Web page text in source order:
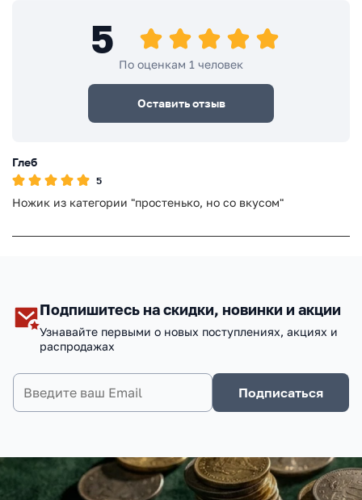
5
По оценкам 1 человек
Оставить отзыв
Глеб
5
Ножик из категории "простенько, но со вкусом"
Подпишитесь на скидки, новинки и акции
Узнавайте первыми о новых поступлениях, акциях и
распродажах
Подписаться